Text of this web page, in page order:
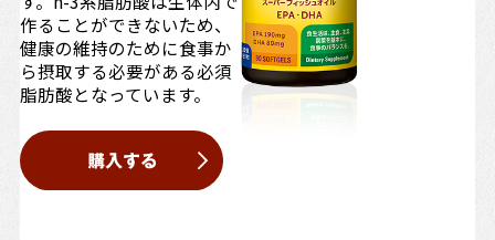
作ることができないため、
健康の維持のために食事か
ら摂取する必要がある必須
脂肪酸となっています。